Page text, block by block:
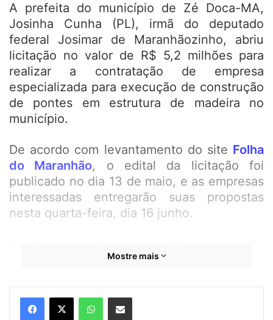
A prefeita do município de Zé Doca-MA,
Josinha Cunha (PL), irmã do deputado
federal Josimar de Maranhãozinho, abriu
licitação no valor de R$ 5,2 milhões para
realizar a contratação de empresa
especializada para execução de construção
de pontes em estrutura de madeira no
município.
De acordo com levantamento do site Folha
do Maranhão, o edital da licitação foi
publicado no dia 13 de maio, e as empresas
interessadas entregarão suas propostas
nesta quarta-feira, dia 16 junho.
básico apresentado, serão realizadas a
os preços variando de R$ 143 mil a R$ 296
mil pagos em cada ponte respectivamente.
Mostre mais